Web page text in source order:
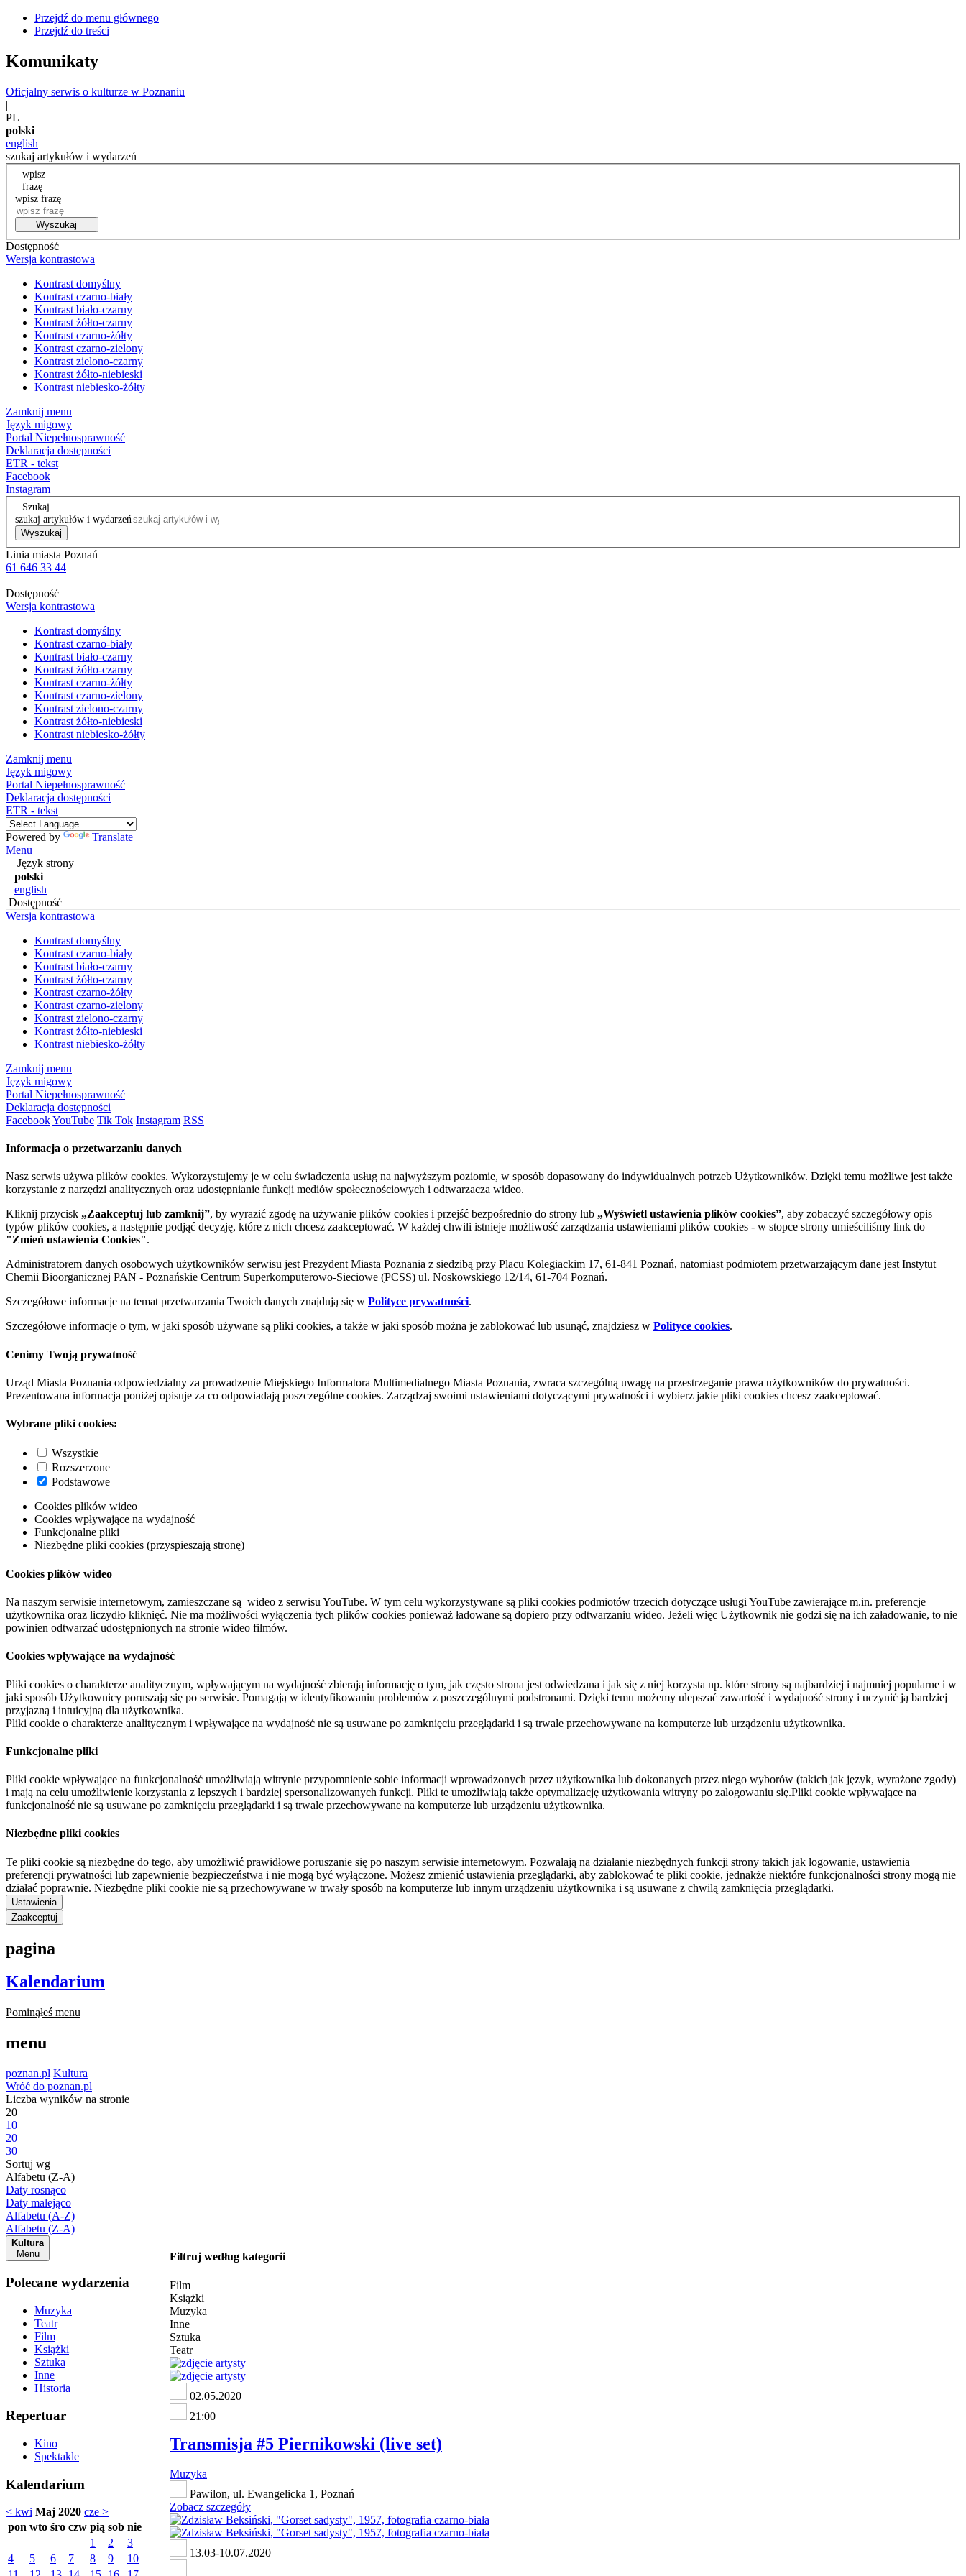
Przejdź do menu głównego
Przejdź do treści
Komunikaty
Oficjalny serwis o kulturze w Poznaniu
|
PL
polski
english
szukaj artykułów i wydarzeń
wpisz
frazę
wpisz frazę
Wyszukaj
Dostępność
Wersja kontrastowa
Kontrast domyślny
Kontrast czarno-biały
Kontrast biało-czarny
Kontrast żółto-czarny
Kontrast czarno-żółty
Kontrast czarno-zielony
Kontrast zielono-czarny
Kontrast żółto-niebieski
Kontrast niebiesko-żółty
Zamknij menu
Język migowy
Portal Niepełnosprawność
Deklaracja dostępności
ETR - tekst
Facebook
Instagram
Szukaj
szukaj artykułów i wydarzeń
Wyszukaj
Linia miasta Poznań
61 646 33 44
Dostępność
Wersja kontrastowa
Kontrast domyślny
Kontrast czarno-biały
Kontrast biało-czarny
Kontrast żółto-czarny
Kontrast czarno-żółty
Kontrast czarno-zielony
Kontrast zielono-czarny
Kontrast żółto-niebieski
Kontrast niebiesko-żółty
Zamknij menu
Język migowy
Portal Niepełnosprawność
Deklaracja dostępności
ETR - tekst
Powered by
Translate
Menu
Język strony
polski
english
Dostępność
Wersja kontrastowa
Kontrast domyślny
Kontrast czarno-biały
Kontrast biało-czarny
Kontrast żółto-czarny
Kontrast czarno-żółty
Kontrast czarno-zielony
Kontrast zielono-czarny
Kontrast żółto-niebieski
Kontrast niebiesko-żółty
Zamknij menu
Język migowy
Portal Niepełnosprawność
Deklaracja dostępności
FacebookYouTube Tik Tok Instagram RSS
Informacja o przetwarzaniu danych
Nasz serwis używa plików cookies. Wykorzystujemy je w celu świadczenia usług na najwyższym poziomie, w sposób dopasowany do indywidualnych potrzeb Użytkowników. Dzięki temu możliwe jest także
korzystanie z narzędzi analitycznych oraz udostępnianie funkcji mediów społecznościowych i odtwarzacza wideo.
Kliknij przycisk „Zaakceptuj lub zamknij”, by wyrazić zgodę na używanie plików cookies i przejść bezpośrednio do strony lub „Wyświetl ustawienia plików cookies”, aby zobaczyć szczegółowy opis
typów plików cookies, a następnie podjąć decyzję, które z nich chcesz zaakceptować. W każdej chwili istnieje możliwość zarządzania ustawieniami plików cookies - w stopce strony umieściliśmy link do
"Zmień ustawienia Cookies".
Administratorem danych osobowych użytkowników serwisu jest Prezydent Miasta Poznania z siedzibą przy Placu Kolegiackim 17, 61-841 Poznań, natomiast podmiotem przetwarzającym dane jest Instytut
Chemii Bioorganicznej PAN - Poznańskie Centrum Superkomputerowo-Sieciowe (PCSS) ul. Noskowskiego 12/14, 61-704 Poznań.
Szczegółowe informacje na temat przetwarzania Twoich danych znajdują się w Polityce prywatności.
Szczegółowe informacje o tym, w jaki sposób używane są pliki cookies, a także w jaki sposób można je zablokować lub usunąć, znajdziesz w Polityce cookies.
Cenimy Twoją prywatność
Urząd Miasta Poznania odpowiedzialny za prowadzenie Miejskiego Informatora Multimedialnego Miasta Poznania, zwraca szczególną uwagę na przestrzeganie prawa użytkowników do prywatności.
Prezentowana informacja poniżej opisuje za co odpowiadają poszczególne cookies. Zarządzaj swoimi ustawieniami dotyczącymi prywatności i wybierz jakie pliki cookies chcesz zaakceptować.
Wybrane pliki cookies:
Wszystkie
Rozszerzone
Podstawowe
Cookies plików wideo
Cookies wpływające na wydajność
Funkcjonalne pliki
Niezbędne pliki cookies (przyspieszają stronę)
Cookies plików wideo
Na naszym serwisie internetowym, zamieszczane są wideo z serwisu YouTube. W tym celu wykorzystywane są pliki cookies podmiotów trzecich dotyczące usługi YouTube zawierające m.in. preferencje
użytkownika oraz liczydło kliknięć. Nie ma możliwości wyłączenia tych plików cookies ponieważ ładowane są dopiero przy odtwarzaniu wideo. Jeżeli więc Użytkownik nie godzi się na ich załadowanie, to nie
powinien odtwarzać udostępnionych na stronie wideo filmów.
Cookies wpływające na wydajność
Pliki cookies o charakterze analitycznym, wpływającym na wydajność zbierają informację o tym, jak często strona jest odwiedzana i jak się z niej korzysta np. które strony są najbardziej i najmniej popularne i w
jaki sposób Użytkownicy poruszają się po serwisie. Pomagają w identyfikowaniu problemów z poszczególnymi podstronami. Dzięki temu możemy ulepszać zawartość i wydajność strony i uczynić ją bardziej
przyjazną i intuicyjną dla użytkownika.
Pliki cookie o charakterze analitycznym i wpływające na wydajność nie są usuwane po zamknięciu przeglądarki i są trwale przechowywane na komputerze lub urządzeniu użytkownika.
Funkcjonalne pliki
Pliki cookie wpływające na funkcjonalność umożliwiają witrynie przypomnienie sobie informacji wprowadzonych przez użytkownika lub dokonanych przez niego wyborów (takich jak język, wyrażone zgody)
i mają na celu umożliwienie korzystania z lepszych i bardziej spersonalizowanych funkcji. Pliki te umożliwiają także optymalizację użytkowania witryny po zalogowaniu się.Pliki cookie wpływające na
funkcjonalność nie są usuwane po zamknięciu przeglądarki i są trwale przechowywane na komputerze lub urządzeniu użytkownika.
Niezbędne pliki cookies
Te pliki cookie są niezbędne do tego, aby umożliwić prawidłowe poruszanie się po naszym serwisie internetowym. Pozwalają na działanie niezbędnych funkcji strony takich jak logowanie, ustawienia
preferencji prywatności lub zapewnienie bezpieczeństwa i nie mogą być wyłączone. Możesz zmienić ustawienia przeglądarki, aby zablokować te pliki cookie, jednakże niektóre funkcjonalności strony mogą nie
działać poprawnie. Niezbędne pliki cookie nie są przechowywane w trwały sposób na komputerze lub innym urządzeniu użytkownika i są usuwane z chwilą zamknięcia przeglądarki.
Ustawienia
Zaakceptuj
pagina
Kalendarium
Pominąłeś menu
menu
poznan.pl Kultura
Wróć do poznan.pl
Liczba wyników na stronie
20
10
20
30
Sortuj wg
Alfabetu (Z-A)
Daty rosnąco
Daty malejąco
Alfabetu (A-Z)
Alfabetu (Z-A)
Kultura
Menu
Polecane wydarzenia
Muzyka
Teatr
Film
Książki
Sztuka
Inne
Historia
Repertuar
Kino
Spektakle
Kalendarium
< kwi Maj 2020 cze >
pon wto śro czw pią sob nie
1
2
3
4
5 6 7 8 9
10
Filtruj według kategorii
Film
Książki
Muzyka
Inne
Sztuka
Teatr
02.05.2020
21:00
Transmisja #5 Piernikowski (live set)
Muzyka
Pawilon, ul. Ewangelicka 1, Poznań
Zobacz szczegóły
13.03-10.07.2020